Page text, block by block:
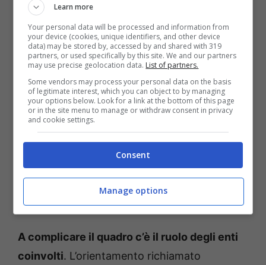
riscossione.Anziché una nuova ondata di
rottamazioni generalizzate, la strategia
privilegia strumenti selettivi, limitati nel
perimetro e accompagnati da criteri di
accesso che di fatto lasciano fuori la maggior
parte delle posizioni sostanziose. È anche per
questo che molti contribuenti, pur avendo
atteso un intervento “salvifico”, si ritrovano
adesso esclusi: la misura non riguarda la loro
tipologia di debito, l’annualità o la fascia di
importo.
A complicare il quadro c’è il ruolo degli enti
coinvolti. L’orientamento richiamato
Learn more
Your personal data will be processed and information from
your device (cookies, unique identifiers, and other device
data) may be stored by, accessed by and shared with 319
partners, or used specifically by this site. We and our partners
may use precise geolocation data. List of partners.
Some vendors may process your personal data on the basis
of legitimate interest, which you can object to by managing
your options below. Look for a link at the bottom of this page
or in the site menu to manage or withdraw consent in privacy
and cookie settings.
Consent
Manage options